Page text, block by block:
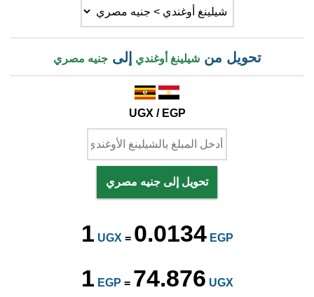
تحويل منشيلينغ أوغندي إلىجنيه مصري
UGX / EGP
تحويل إلى جنيه مصري
1 UGX = 0.0134 EGP
1 EGP = 74.876 UGX